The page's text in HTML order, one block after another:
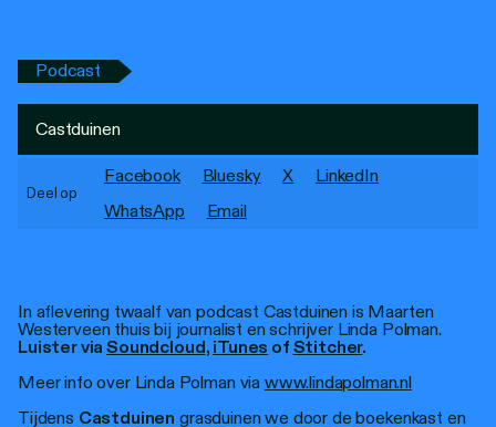
In aflevering twaalf van podcast Castduinen is Maarten
Westerveen thuis bij journalist en schrijver Linda Polman.
Luister viaSoundcloud, iTunes of Stitcher.
Meer info over Linda Polman via www.lindapolman.nl
Tijdens Castduinen grasduinen we door de boekenkast en
Podcast
Castduinen
Deel op
Facebook Bluesky X
LinkedIn
WhatsApp
Email
Toegankelijkheid
Stadsdichter